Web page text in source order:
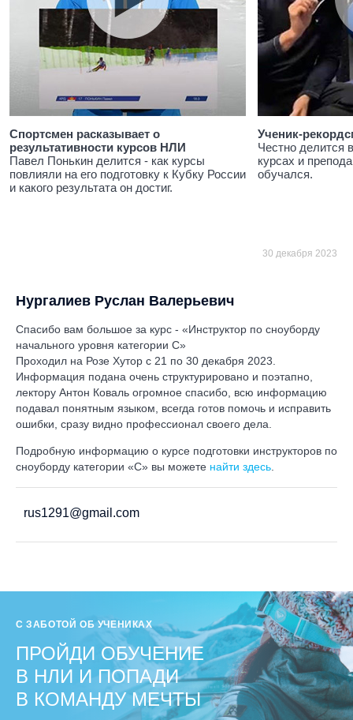
Спортсмен расказывает о
результативности курсов НЛИ
Павел Понькин делится - как курсы
повлияли на его подготовку к Кубку России
и какого результата он достиг.
Ученик-
Честно делится
курсах и
обучался.
30 декабря 2023
Нургалиев Руслан Валерьевич
Спасибо вам большое за курс - «Инструктор по сноуборду
начального уровня категории С»
Проходил на Розе Хутор с 21 по 30 декабря 2023.
Информация подана очень структурировано и поэтапно,
лектору Антон Коваль огромное спасибо, всю информацию
подавал понятным языком, всегда готов помочь и исправить
ошибки, сразу видно профессионал своего дела.
Подробную информацию о курсе подготовки инструкторов по
сноуборду категории «C» вы можете найти здесь
rus1291@gmail.com
С ЗАБОТОЙ ОБ УЧЕНИКАХ
ПРОЙДИ ОБУЧЕНИЕ
В НЛИ И ПОПАДИ
В КОМАНДУ МЕЧТЫ